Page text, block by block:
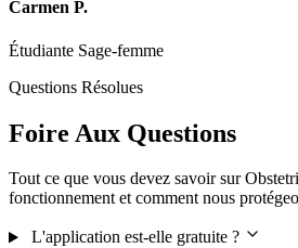
Carmen P.
Étudiante Sage-femme
Questions Résolues
Foire Aux Questions
Tout ce que vous devez savoir sur
fonctionnement et comment nous
L'application est-elle gratuite ?